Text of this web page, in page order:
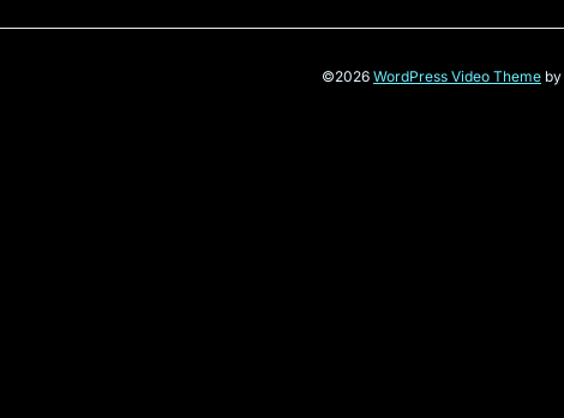
©2026 WordPress Video Theme by